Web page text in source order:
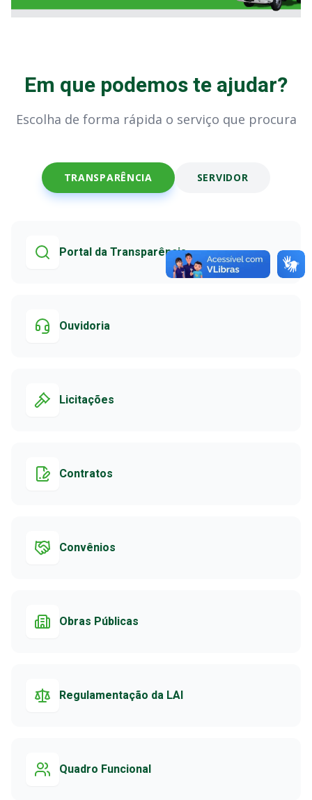
Em que podemos te ajudar?
Escolha de forma rápida o serviço que procura
TRANSPARÊNCIA SERVIDOR
Portal da Transparência
Ouvidoria
Licitações
Contratos
Convênios
Obras Públicas
Regulamentação da LAI
Quadro Funcional